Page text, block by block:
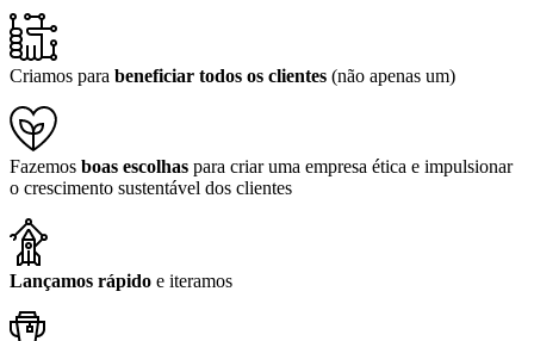
Criamos para beneficiar todos os clientes (não apenas um)
Fazemos boas escolhas para criar uma empresa ética e impulsionar
o crescimento sustentável dos clientes
Lançamos rápido e iteramos